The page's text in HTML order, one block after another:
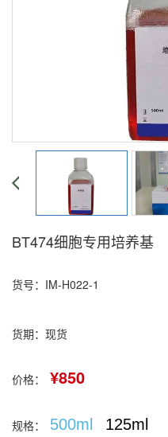
BT474细胞专用培养基
货号：IM-H022-1
货期：现货
价格： ¥850
规格： 500ml 125ml